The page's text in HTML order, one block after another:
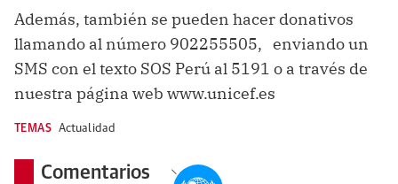
Además, también se pueden hacer donativos
llamando al número 902255505, enviando un
SMS con el texto SOS Perú al 5191 o a través de
nuestra página web www.unicef.es
TEMAS Actualidad
Comentarios